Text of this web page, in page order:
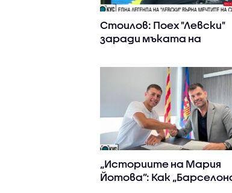
Стоилов: Поех "Левски"
заради мъката на
спасим клуба
„Историите на Мария
Йотова”: Как